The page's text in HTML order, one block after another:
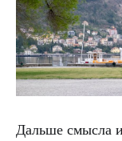
Дальше смысла